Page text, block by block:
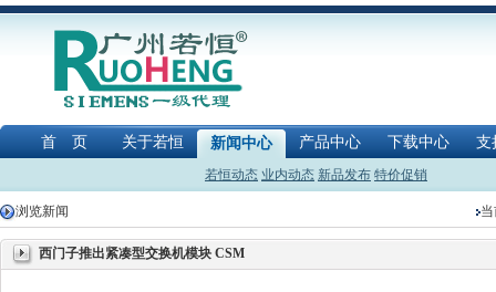
首 页 关于若恒 新闻中心 产品中心 下载中心 支
若恒动态 业内动态 新品发布 特价促销
浏览新闻
西门子推出紧凑型交换机模块 CSM